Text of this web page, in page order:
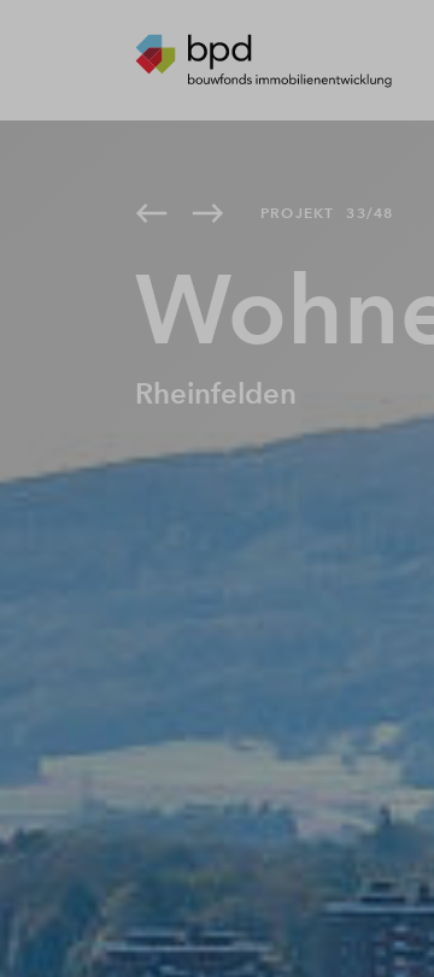
PROJEKT 33/48
Rheinfelden